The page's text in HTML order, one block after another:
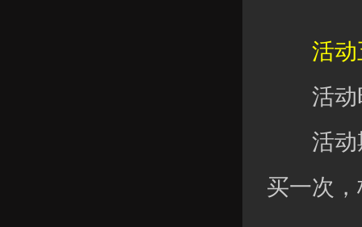
活动
活动时
活动期
买一次